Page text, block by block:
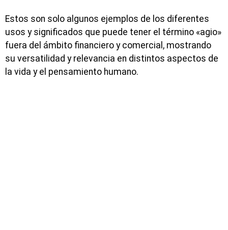
Estos son solo algunos ejemplos de los diferentes
usos y significados que puede tener el término «agio»
fuera del ámbito financiero y comercial, mostrando
su versatilidad y relevancia en distintos aspectos de
la vida y el pensamiento humano.